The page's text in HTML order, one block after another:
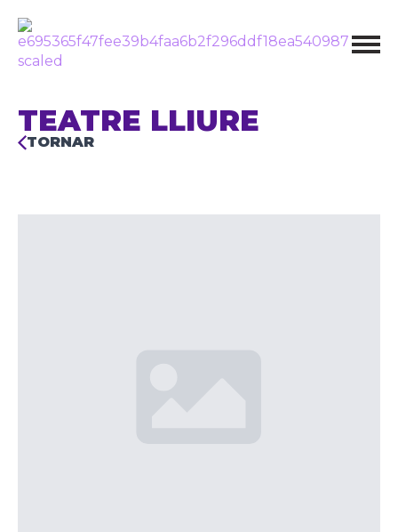
TEATRE LLIURE
TORNAR